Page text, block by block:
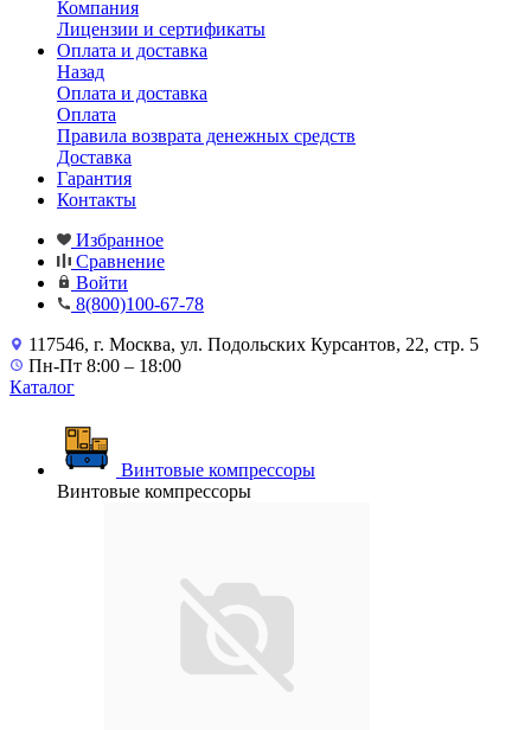
Компания
Лицензии и сертификаты
Оплата и доставка
Назад
Оплата и доставка
Оплата
Правила возврата денежных средств
Доставка
Гарантия
Контакты
Избранное
Сравнение
Войти
8(800)100-67-78
117546, г. Москва, ул. Подольских Курсантов, 22, стр. 5
Пн-Пт 8:00 – 18:00
Каталог
Винтовые компрессоры
Винтовые компрессоры